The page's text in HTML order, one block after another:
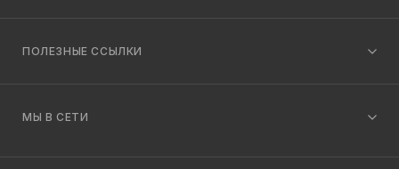
ПОЛЕЗНЫЕ ССЫЛКИ
МЫ В СЕТИ